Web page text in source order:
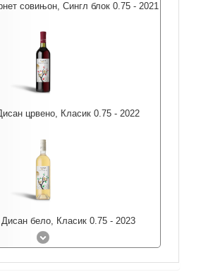
совињон, Сингл блок 0.75 - 2021
црвено, Класик 0.75 - 2022
бело, Класик 0.75 - 2023